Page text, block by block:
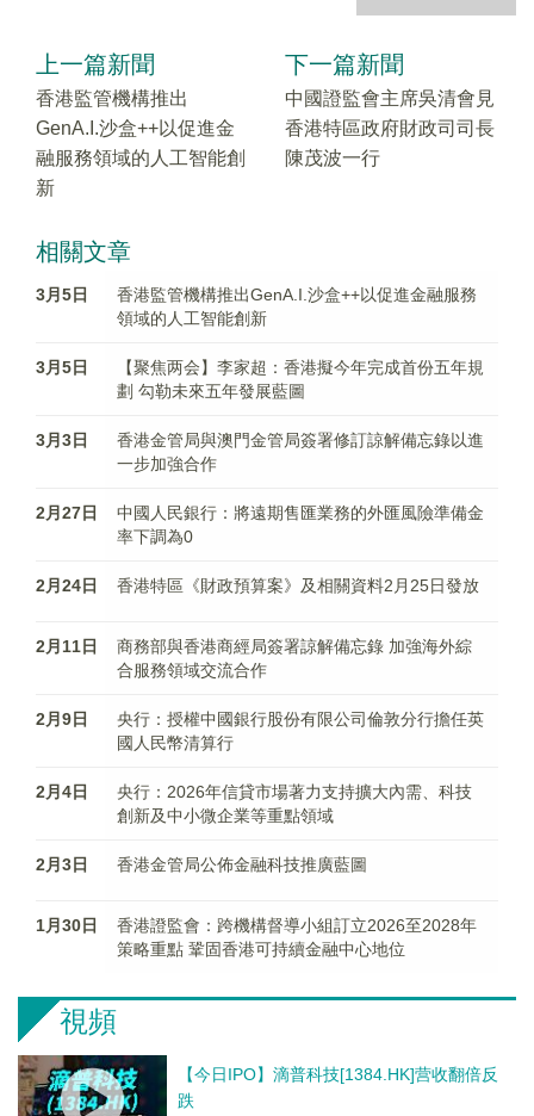
上一篇新聞
香港監管機構推出
GenA.I.沙盒++以促進金
融服務領域的人工智能創
新
下一篇新聞
中國證監會主席吳清會見
香港特區政府財政司司長
陳茂波一行
相關文章
3月5日
香港監管機構推出GenA.I.沙盒++以促進金融服務
領域的人工智能創新
3月5日
【聚焦两会】李家超：香港擬今年完成首份五年規
劃 勾勒未來五年發展藍圖
3月3日
香港金管局與澳門金管局簽署修訂諒解備忘錄以進
一步加強合作
2月27日
中國人民銀行：將遠期售匯業務的外匯風險準備金
率下調為0
2月24日 香港特區《財政預算案》及相關資料2月25日發放
2月11日
商務部與香港商經局簽署諒解備忘錄 加強海外綜
合服務領域交流合作
2月9日
央行：授權中國銀行股份有限公司倫敦分行擔任英
國人民幣清算行
2月4日
央行：2026年信貸市場著力支持擴大內需、科技
創新及中小微企業等重點領域
2月3日 香港金管局公佈金融科技推廣藍圖
1月30日
香港證監會：跨機構督導小組訂立2026至2028年
策略重點 鞏固香港可持續金融中心地位
視頻
【今日IPO】滴普科技[1384.HK]营收翻倍反
跌